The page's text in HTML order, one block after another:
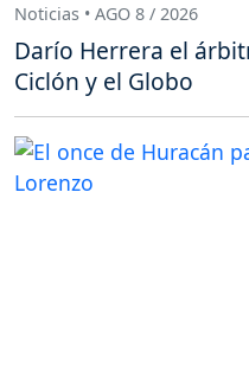
Noticias • AGO 8 / 2026
Darío Herrera el
Ciclón y el Globo